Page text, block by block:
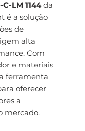
LM 1144da
é a solução
de
alta
Com
e materiais
ferramenta
oferecer
a
mercado.